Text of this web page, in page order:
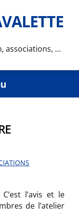
associations, …
l’avis et le
de l’atelier